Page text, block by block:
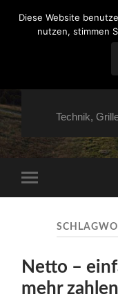
VON
Technik,
Menü
Netto –
mehr
Diese Website
nutzen, stimmen